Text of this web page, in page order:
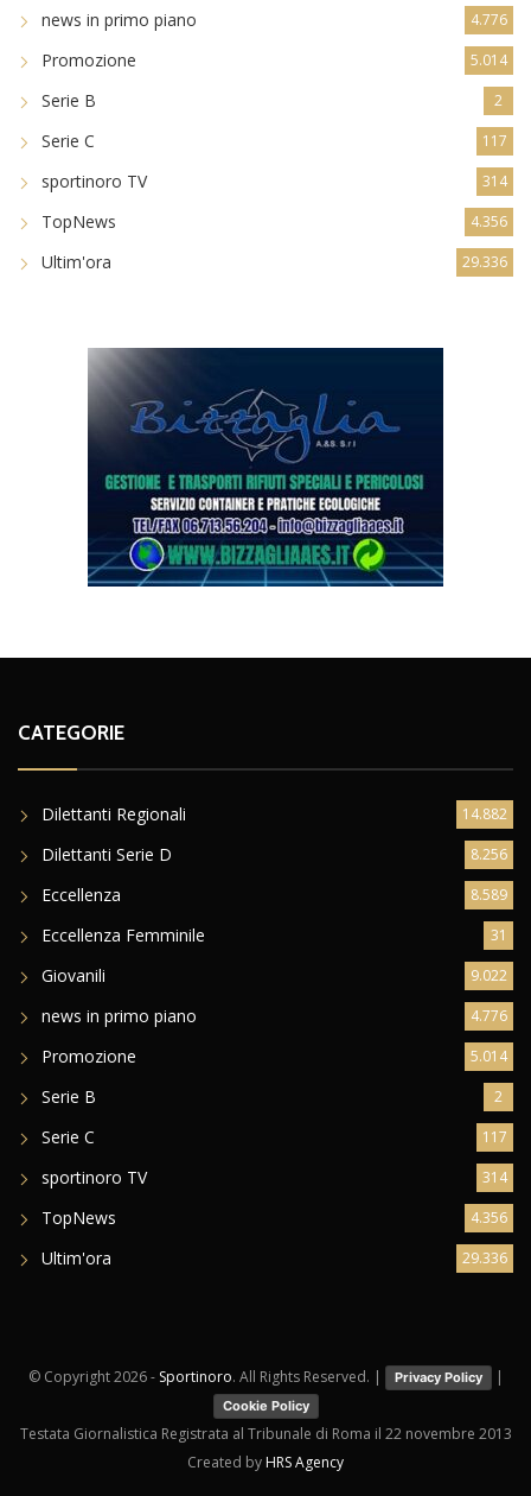
news in primo piano 4.776
Promozione 5.014
Serie B 2
Serie C 117
sportinoro TV 314
TopNews 4.356
Ultim'ora 29.336
CATEGORIE
Dilettanti Regionali 14.882
Dilettanti Serie D 8.256
Eccellenza 8.589
Eccellenza Femminile 31
Giovanili 9.022
news in primo piano 4.776
Promozione 5.014
Serie B 2
Serie C 117
sportinoro TV 314
TopNews 4.356
Ultim'ora 29.336
© Copyright2026 - Sportinoro. All Rights Reserved. | Privacy Policy |
Cookie Policy
Testata Giornalistica Registrata al Tribunale di Roma il 22 novembre 2013
Created by HRS Agency